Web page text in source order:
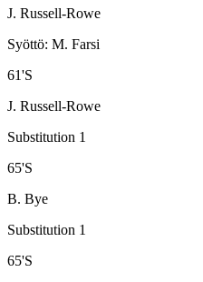
J. Russell-Rowe
Syöttö: M. Farsi
61'S
J. Russell-Rowe
Substitution 1
65'S
B. Bye
Substitution 1
65'S